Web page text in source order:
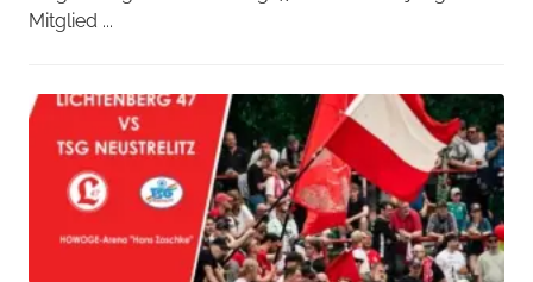
Mitglied ...